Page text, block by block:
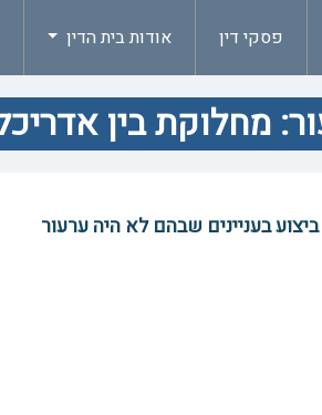
פסקי דין אודות בית הדין
מחלוקת בין אדריכל ליזם
בעניינים שבהם לא היה ערעור